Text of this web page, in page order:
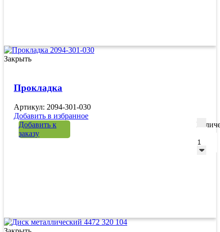
Закрыть
Прокладка
Артикул: 2094-301-030
Добавить в избранное
Добавить к
заказу